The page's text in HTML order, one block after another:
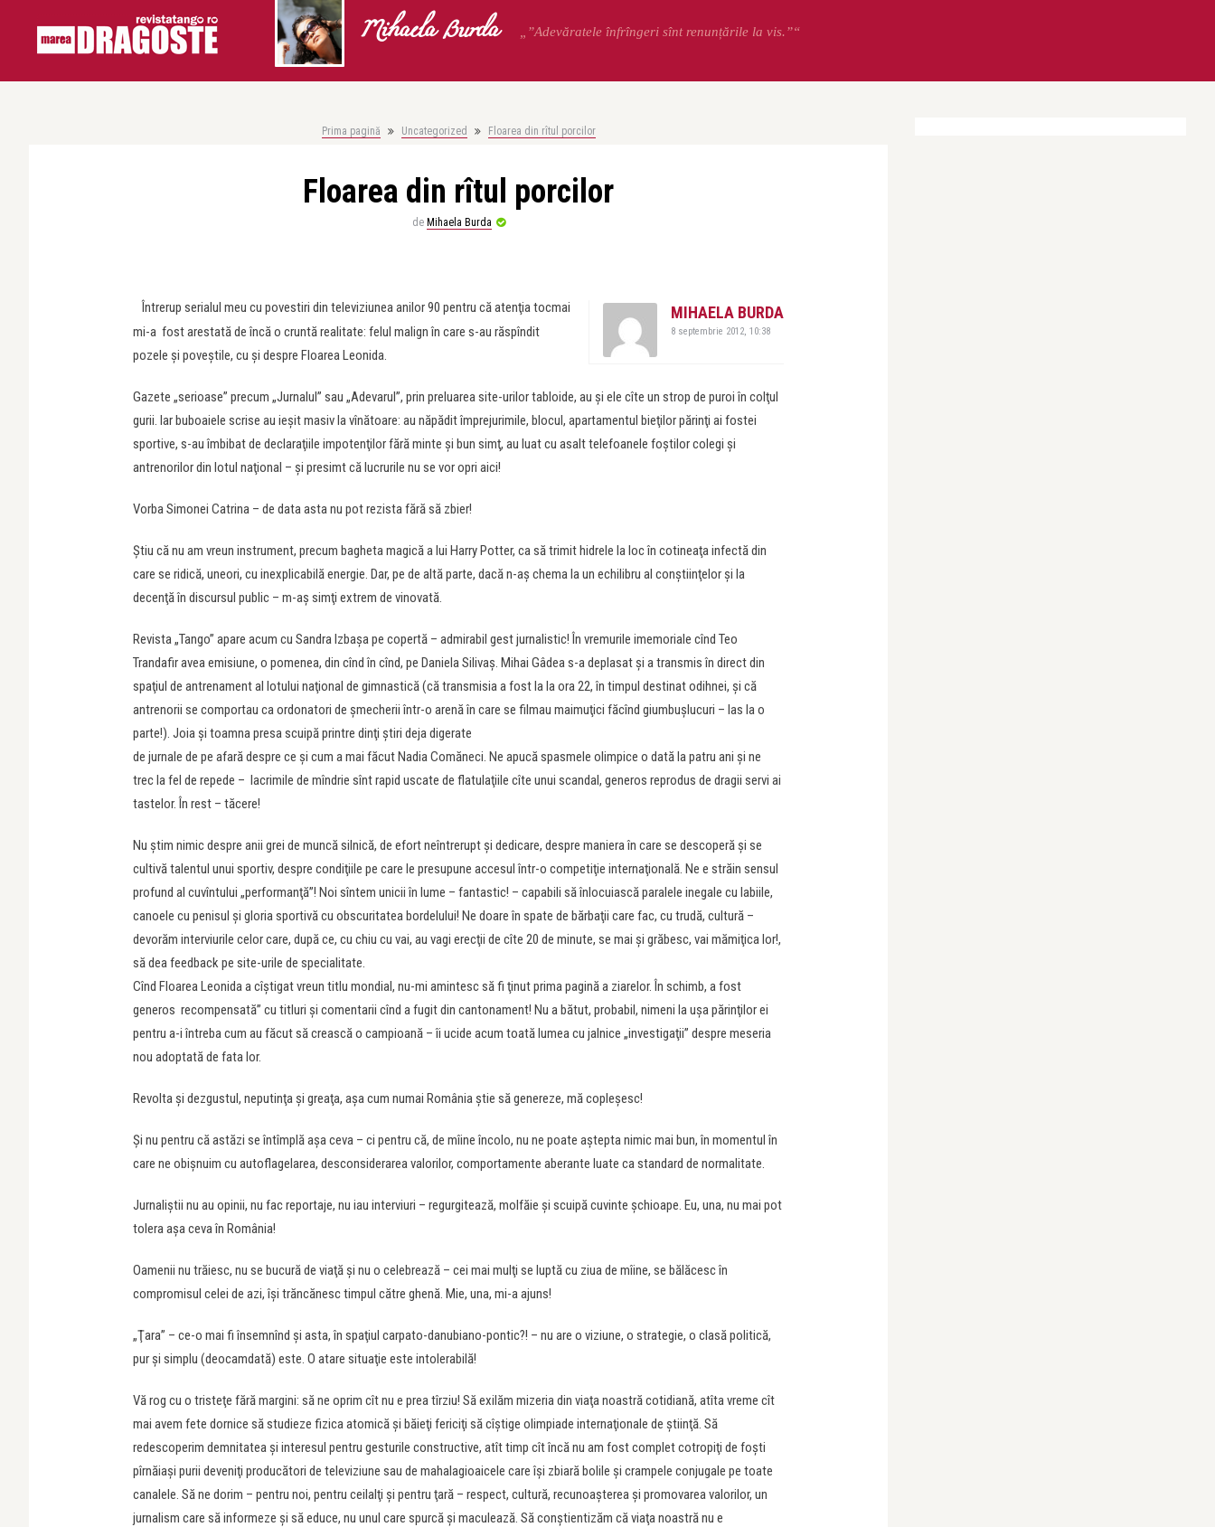
Mihaela Burda „”Adevăratele înfrîngeri sînt renunțările la vis.”“
Prima pagină Uncategorized Floarea din rîtul porcilor
Floarea din rîtul porcilor
de Mihaela Burda
MIHAELA BURDA
8 septembrie 2012, 10:38
Întrerup serialul meu cu povestiri din televiziunea anilor 90 pentru că atenţia tocmai
mi-a fost arestată de încă o cruntă realitate: felul malign în care s-au răspîndit
pozele şi poveştile, cu şi despre Floarea Leonida.
Gazete „serioase” precum „Jurnalul” sau „Adevarul”, prin preluarea site-urilor tabloide, au şi ele cîte un strop de puroi în colţul
gurii. Iar buboaiele scrise au ieşit masiv la vînătoare: au năpădit împrejurimile, blocul, apartamentul bieţilor părinţi ai fostei
sportive, s-au îmbibat de declaraţiile impotenţilor fără minte şi bun simţ, au luat cu asalt telefoanele foştilor colegi şi
antrenorilor din lotul naţional – şi presimt că lucrurile nu se vor opri aici!
Vorba Simonei Catrina – de data asta nu pot rezista fără să zbier!
Ştiu că nu am vreun instrument, precum bagheta magică a lui Harry Potter, ca să trimit hidrele la loc în cotineaţa infectă din
care se ridică, uneori, cu inexplicabilă energie. Dar, pe de altă parte, dacă n-aş chema la un echilibru al conştiinţelor şi la
decenţă în discursul public – m-aş simţi extrem de vinovată.
Revista „Tango” apare acum cu Sandra Izbaşa pe copertă – admirabil gest jurnalistic! În vremurile imemoriale cînd Teo
Trandafir avea emisiune, o pomenea, din cînd în cînd, pe Daniela Silivaş. Mihai Gâdea s-a deplasat şi a transmis în direct din
spaţiul de antrenament al lotului naţional de gimnastică (că transmisia a fost la la ora 22, în timpul destinat odihnei, şi că
antrenorii se comportau ca ordonatori de şmecherii într-o arenă în care se filmau maimuţici făcînd giumbuşlucuri – las la o
parte!). Joia şi toamna presa scuipă printre dinţi ştiri deja digerate
de jurnale de pe afară despre ce şi cum a mai făcut Nadia Comăneci. Ne apucă spasmele olimpice o dată la patru ani şi ne
trec la fel de repede – lacrimile de mîndrie sînt rapid uscate de flatulaţiile cîte unui scandal, generos reprodus de dragii servi ai
tastelor. În rest – tăcere!
Nu ştim nimic despre anii grei de muncă silnică, de efort neîntrerupt şi dedicare, despre maniera în care se descoperă şi se
cultivă talentul unui sportiv, despre condiţiile pe care le presupune accesul într-o competiţie internaţională. Ne e străin sensul
profund al cuvîntului „performanţă”! Noi sîntem unicii în lume – fantastic! – capabili să înlocuiască paralele inegale cu labiile,
canoele cu penisul şi gloria sportivă cu obscuritatea bordelului! Ne doare în spate de bărbaţii care fac, cu trudă, cultură –
devorăm interviurile celor care, după ce, cu chiu cu vai, au vagi erecţii de cîte 20 de minute, se mai şi grăbesc, vai mămiţica lor!,
să dea feedback pe site-urile de specialitate.
Cînd Floarea Leonida a cîştigat vreun titlu mondial, nu-mi amintesc să fi ţinut prima pagină a ziarelor. În schimb, a fost
generos recompensată” cu titluri şi comentarii cînd a fugit din cantonament! Nu a bătut, probabil, nimeni la uşa părinţilor ei
pentru a-i întreba cum au făcut să crească o campioană – îi ucide acum toată lumea cu jalnice „investigaţii” despre meseria
nou adoptată de fata lor.
Revolta şi dezgustul, neputinţa şi greaţa, aşa cum numai România ştie să genereze, mă copleşesc!
Şi nu pentru că astăzi se întîmplă aşa ceva – ci pentru că, de mîine încolo, nu ne poate aştepta nimic mai bun, în momentul în
care ne obişnuim cu autoflagelarea, desconsiderarea valorilor, comportamente aberante luate ca standard de normalitate.
Jurnaliştii nu au opinii, nu fac reportaje, nu iau interviuri – regurgitează, molfăie şi scuipă cuvinte şchioape. Eu, una, nu mai pot
tolera aşa ceva în România!
Oamenii nu trăiesc, nu se bucură de viaţă şi nu o celebrează – cei mai mulţi se luptă cu ziua de mîine, se bălăcesc în
compromisul celei de azi, îşi trăncănesc timpul către ghenă. Mie, una, mi-a ajuns!
„Ţara” – ce-o mai fi însemnînd şi asta, în spaţiul carpato-danubiano-pontic?! – nu are o viziune, o strategie, o clasă politică,
pur şi simplu (deocamdată) este. O atare situaţie este intolerabilă!
Vă rog cu o tristeţe fără margini: să ne oprim cît nu e prea tîrziu! Să exilăm mizeria din viaţa noastră cotidiană, atîta vreme cît
mai avem fete dornice să studieze fizica atomică şi băieţi fericiţi să cîştige olimpiade internaţionale de ştiinţă. Să
redescoperim demnitatea şi interesul pentru gesturile constructive, atît timp cît încă nu am fost complet cotropiţi de foşti
pîrnăiaşi purii deveniţi producători de televiziune sau de mahalagioaicele care îşi zbiară bolile şi crampele conjugale pe toate
canalele. Să ne dorim – pentru noi, pentru ceilalţi şi pentru ţară – respect, cultură, recunoaşterea şi promovarea valorilor, un
jurnalism care să informeze şi să educe, nu unul care spurcă şi maculează. Să conştientizăm că viaţa noastră nu e